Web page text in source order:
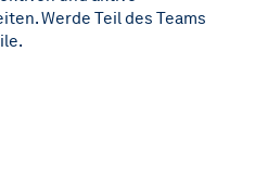
Werde Teil des Teams